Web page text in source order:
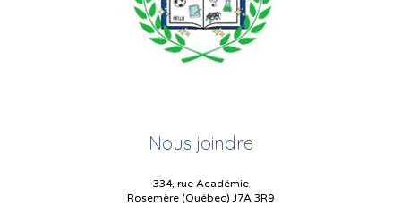
Nous joindre
334, rue Académie
Rosemère (Québec) J7A 3R9